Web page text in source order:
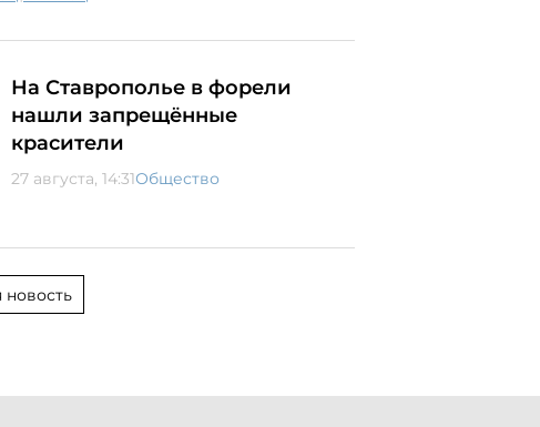
На Ставрополье в форели
нашли запрещённые
красители
27 августа, 14:31Общество